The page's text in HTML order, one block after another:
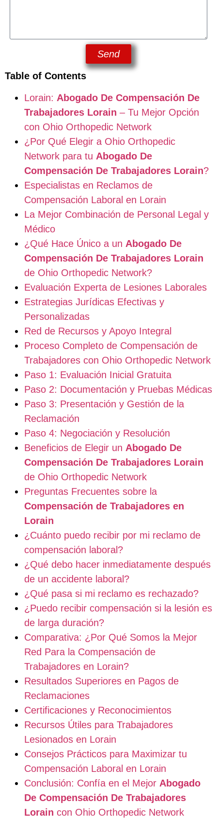
Send
Table of Contents
Lorain: Abogado De Compensación De
Trabajadores Lorain – Tu Mejor Opción
con Ohio Orthopedic Network
¿Por Qué Elegir a Ohio Orthopedic
Network para tu Abogado De
Compensación De Trabajadores Lorain?
Especialistas en Reclamos de
Compensación Laboral en Lorain
La Mejor Combinación de Personal Legal y
Médico
¿Qué Hace Único a un Abogado De
Compensación De Trabajadores Lorain
de Ohio Orthopedic Network?
Evaluación Experta de Lesiones Laborales
Estrategias Jurídicas Efectivas y
Personalizadas
Red de Recursos y Apoyo Integral
Proceso Completo de Compensación de
Trabajadores con Ohio Orthopedic Network
Paso 1: Evaluación Inicial Gratuita
Paso 2: Documentación y Pruebas Médicas
Paso 3: Presentación y Gestión de la
Reclamación
Paso 4: Negociación y Resolución
Beneficios de Elegir un Abogado De
Compensación De Trabajadores Lorain
de Ohio Orthopedic Network
Preguntas Frecuentes sobre la
Compensación de Trabajadores en
Lorain
¿Cuánto puedo recibir por mi reclamo de
compensación laboral?
¿Qué debo hacer inmediatamente después
de un accidente laboral?
¿Qué pasa si mi reclamo es rechazado?
¿Puedo recibir compensación si la lesión es
de larga duración?
Comparativa: ¿Por Qué Somos la Mejor
Red Para la Compensación de
Trabajadores en Lorain?
Resultados Superiores en Pagos de
Reclamaciones
Certificaciones y Reconocimientos
Recursos Útiles para Trabajadores
Lesionados en Lorain
Consejos Prácticos para Maximizar tu
Compensación Laboral en Lorain
Conclusión: Confía en el Mejor Abogado
De Compensación De Trabajadores
Lorain con Ohio Orthopedic Network